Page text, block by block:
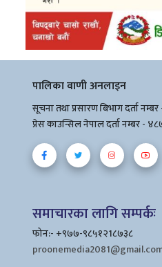
पालिका वाणी अनलाइन
सूचना तथा प्रसारण बिभाग दर्ता
प्रेस काउन्सिल नेपाल दर्ता नम्बर -
समाचारका लागि सम्पर्कः
फोन:- +९७७-९८५१२1८७३८